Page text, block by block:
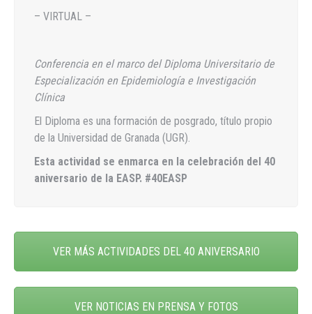
– VIRTUAL –
Conferencia en el marco del Diploma Universitario de
Especialización en Epidemiología e Investigación
Clínica
El Diploma es una formación de posgrado, título propio
de la Universidad de Granada (UGR).
Esta actividad se enmarca en la celebración del 40
aniversario de la EASP. #40EASP
VER MÁS ACTIVIDADES DEL 40 ANIVERSARIO
VER NOTICIAS EN PRENSA Y FOTOS